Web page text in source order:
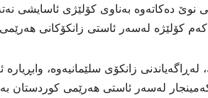
نوێ دەكاتەوە بەناوی كۆلێژی ئاسایشی
كۆلێژە لەسەر ئاستی زانكۆكانی
لەڕاگەیاندنی زانكۆی سلێمانیەوە،
لەسەر ئاستی هەرێمی كوردستان